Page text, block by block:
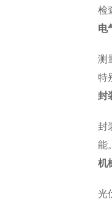
检
电
测
特
封
封
能
机
光